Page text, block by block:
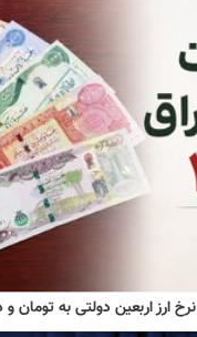
اربعین دولتی به تومان و دلار شنبه